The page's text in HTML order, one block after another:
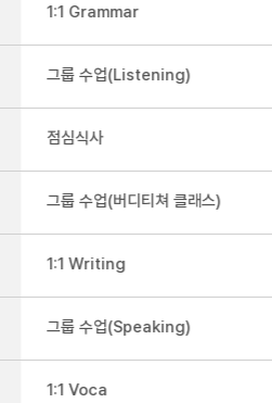
1:1 Grammar
그룹 수업(Listening)
점심식사
그룹 수업(버디티쳐 클래스)
1:1 Writing
그룹 수업(Speaking)
1:1 Voca